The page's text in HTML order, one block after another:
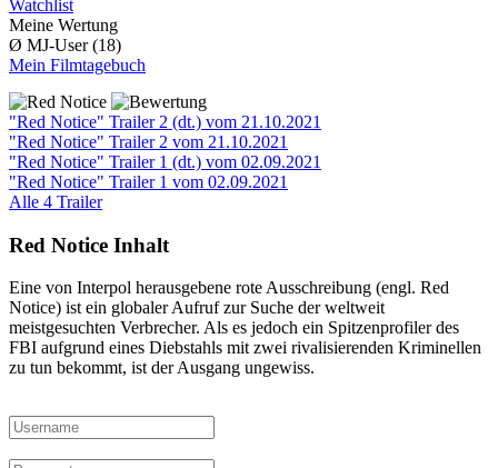
Watchlist
Meine Wertung
Ø MJ-User (18)
Mein Filmtagebuch
"Red Notice" Trailer 2 (dt.) vom 21.10.2021
"Red Notice" Trailer 2 vom 21.10.2021
"Red Notice" Trailer 1 (dt.) vom 02.09.2021
"Red Notice" Trailer 1 vom 02.09.2021
Alle 4 Trailer
Red Notice Inhalt
Eine von Interpol herausgebene rote Ausschreibung (engl. Red
Notice) ist ein globaler Aufruf zur Suche der weltweit
meistgesuchten Verbrecher. Als es jedoch ein Spitzenprofiler des
FBI aufgrund eines Diebstahls mit zwei rivalisierenden Kriminellen
zu tun bekommt, ist der Ausgang ungewiss.